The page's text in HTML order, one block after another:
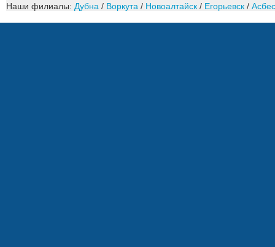
Наши филиалы: Дубна / Воркута / Новоалтайск / Егорьевск /